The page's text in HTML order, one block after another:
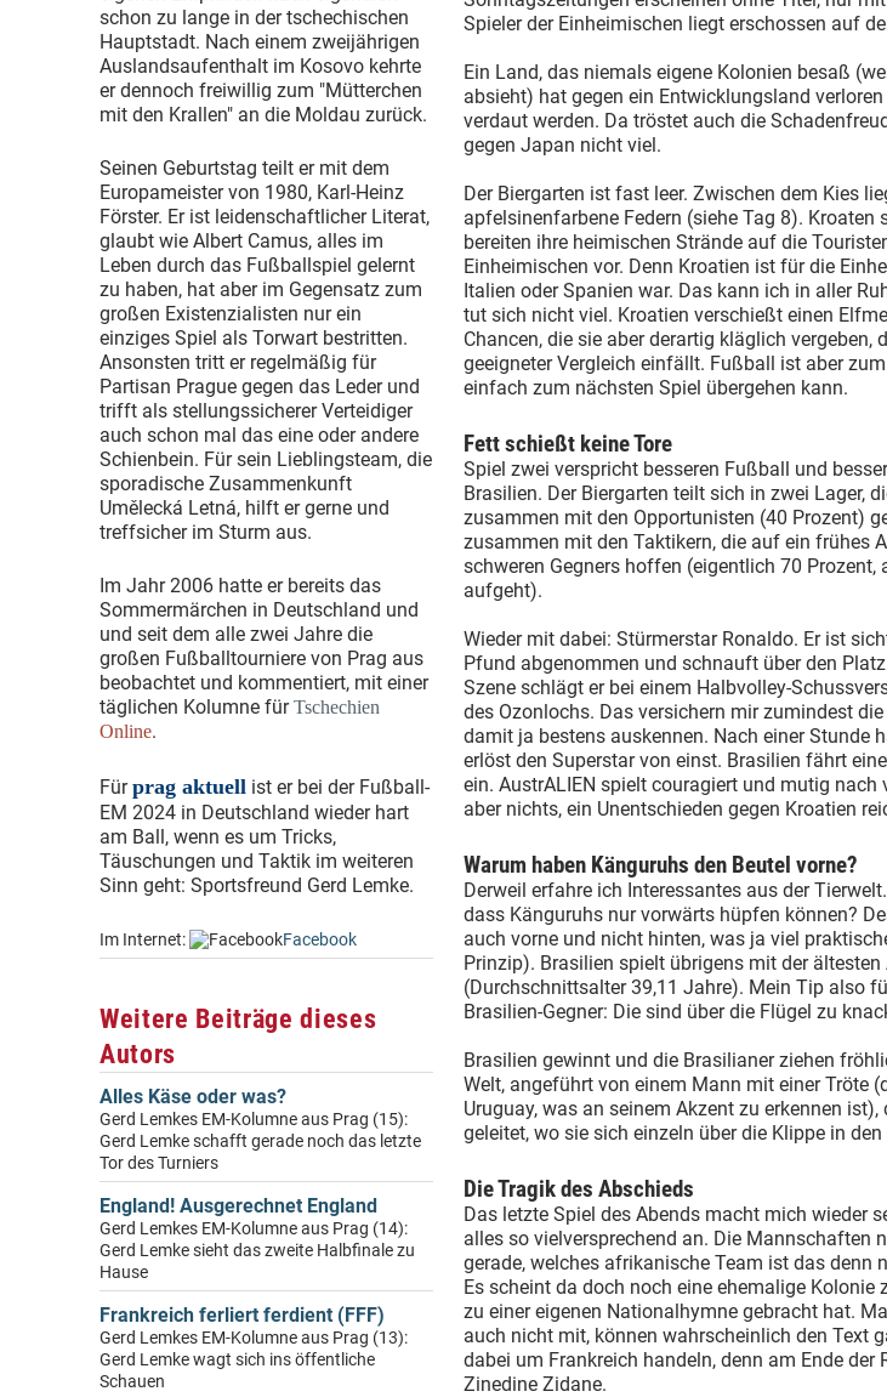
schon zu lange in der tschechischen
Hauptstadt. Nach einem zweijährigen
Auslandsaufenthalt im Kosovo kehrte
er dennoch freiwillig zum "Mütterchen
mit den Krallen" an die Moldau zurück.
Seinen Geburtstag teilt er mit dem
Europameister von 1980, Karl-Heinz
Förster. Er ist leidenschaftlicher Literat,
glaubt wie Albert Camus, alles im
Leben durch das Fußballspiel gelernt
zu haben, hat aber im Gegensatz zum
großen Existenzialisten nur ein
einziges Spiel als Torwart bestritten.
Ansonsten tritt er regelmäßig für
Partisan Prague gegen das Leder und
trifft als stellungssicherer Verteidiger
auch schon mal das eine oder andere
Schienbein. Für sein Lieblingsteam, die
sporadische Zusammenkunft
Umělecká Letná, hilft er gerne und
treffsicher im Sturm aus.
Im Jahr 2006 hatte er bereits das
Sommermärchen in Deutschland und
und seit dem alle zwei Jahre die
großen Fußballtourniere von Prag aus
beobachtet und kommentiert, mit einer
täglichen Kolumne fürTschechien
Online.
Fürprag aktuell ist er bei der Fußball-
EM 2024 in Deutschland wieder hart
am Ball, wenn es um Tricks,
Täuschungen und Taktik im weiteren
Sinn geht: Sportsfreund Gerd Lemke.
Im Internet: Facebook
Weitere Beiträge dieses
Autors
Alles Käse oder was?
Gerd Lemkes EM-Kolumne aus Prag (15):
Gerd Lemke schafft gerade noch das letzte
Tor des Turniers
England! Ausgerechnet England
Gerd Lemkes EM-Kolumne aus Prag (14):
Gerd Lemke sieht das zweite Halbfinale zu
Hause
Frankreich ferliert ferdient (FFF)
Gerd Lemkes EM-Kolumne aus Prag (13):
Gerd Lemke wagt sich ins öffentliche
Schauen
Spieler der Einheimischen liegt erschossen auf
Ein Land, das niemals eigene Kolonien besaß
absieht) hat gegen ein Entwicklungsland
verdaut werden. Da tröstet auch die
gegen Japan nicht viel.
Der Biergarten ist fast leer. Zwischen dem Kies
apfelsinenfarbene Federn (siehe Tag 8). Kroaten
bereiten ihre heimischen Strände auf die
Einheimischen vor. Denn Kroatien ist für die
Italien oder Spanien war. Das kann ich in aller
tut sich nicht viel. Kroatien verschießt einen
Chancen, die sie aber derartig kläglich
geeigneter Vergleich einfällt. Fußball ist aber
einfach zum nächsten Spiel übergehen kann.
Fett schießt keine Tore
Spiel zwei verspricht besseren Fußball und
Brasilien. Der Biergarten teilt sich in zwei Lager,
zusammen mit den Opportunisten (40 Prozent)
zusammen mit den Taktikern, die auf ein frühes
schweren Gegners hoffen (eigentlich 70 Prozent,
aufgeht).
Wieder mit dabei: Stürmerstar Ronaldo. Er ist
Pfund abgenommen und schnauft über den
Szene schlägt er bei einem Halbvolley-
des Ozonlochs. Das versichern mir zumindest
damit ja bestens auskennen. Nach einer Stunde
erlöst den Superstar von einst. Brasilien fährt
ein. AustrALIEN spielt couragiert und mutig
aber nichts, ein Unentschieden gegen Kroatien
Warum haben Känguruhs den Beutel vorne?
Derweil erfahre ich Interessantes aus der
dass Känguruhs nur vorwärts hüpfen können?
auch vorne und nicht hinten, was ja viel
Prinzip). Brasilien spielt übrigens mit der
(Durchschnittsalter 39,11 Jahre). Mein Tip also
Brasilien-Gegner: Die sind über die Flügel zu
Brasilien gewinnt und die Brasilianer ziehen
Welt, angeführt von einem Mann mit einer Tröte
Uruguay, was an seinem Akzent zu erkennen
geleitet, wo sie sich einzeln über die Klippe in
Die Tragik des Abschieds
Das letzte Spiel des Abends macht mich wieder
alles so vielversprechend an. Die Mannschaften
gerade, welches afrikanische Team ist das denn
Es scheint da doch noch eine ehemalige Kolonie
zu einer eigenen Nationalhymne gebracht hat.
auch nicht mit, können wahrscheinlich den Text
dabei um Frankreich handeln, denn am Ende der
Zinedine Zidane.